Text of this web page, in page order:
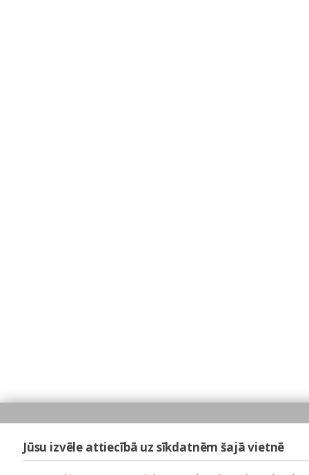
Jūsu izvēle attiecībā uz sīkdatnēm šajā vietnē